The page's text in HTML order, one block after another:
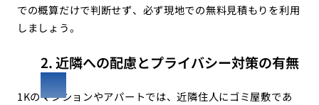
での概算だけで判断せず、必ず現地での無料見積もりを利用
しましょう。
2. 近隣への配慮とプライバシー対策の有無
1Kのマンションやアパートでは、近隣住人にゴミ屋敷であ